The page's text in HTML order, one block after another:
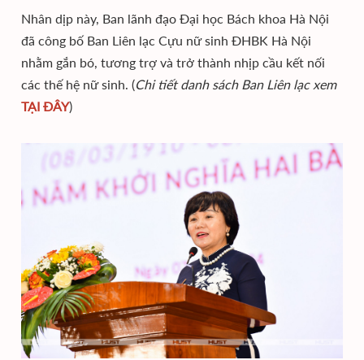
Nhân dịp này, Ban lãnh đạo Đại học Bách khoa Hà Nội
đã công bố Ban Liên lạc Cựu nữ sinh ĐHBK Hà Nội
nhằm gắn bó, tương trợ và trở thành nhịp cầu kết nối
các thế hệ nữ sinh. (Chi tiết danh sách Ban Liên lạc xem
TẠI ĐÂY)